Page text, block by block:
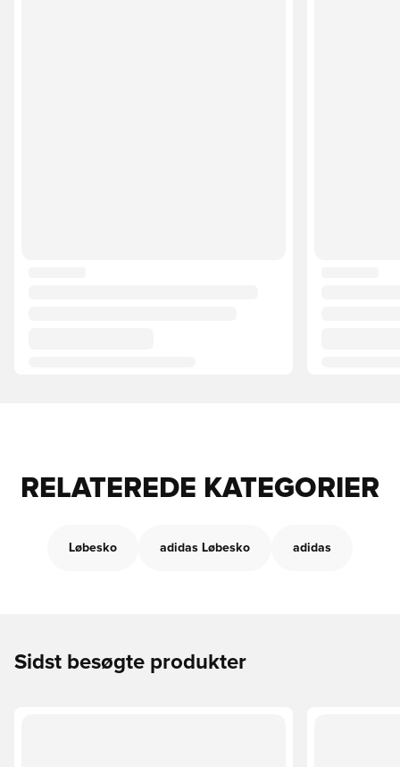
RELATEREDE KATEGORIER
Løbesko adidas Løbesko adidas
Sidst besøgte produkter